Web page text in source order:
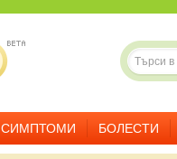
СИМПТОМИ БОЛЕСТИ